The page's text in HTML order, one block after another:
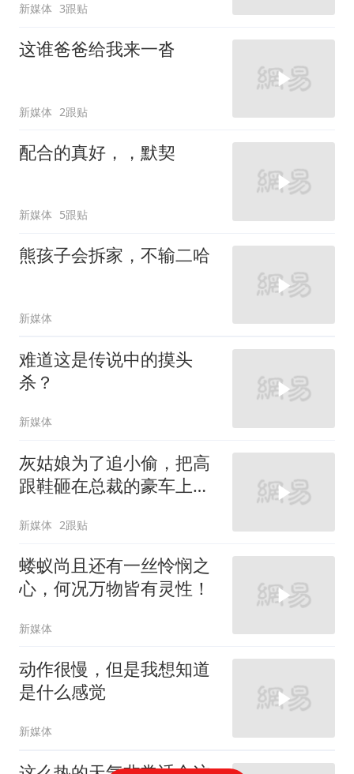
新媒体 3跟贴
这谁爸爸给我来一沓
新媒体 2跟贴
配合的真好，，默契
新媒体 5跟贴
熊孩子会拆家，不输二哈
新媒体
难道这是传说中的摸头
杀？
新媒体
灰姑娘为了追小偷，把高
跟鞋砸在总裁的豪车上，
新媒体 2跟贴
蝼蚁尚且还有一丝怜悯之
心，何况万物皆有灵性！
新媒体
动作很慢，但是我想知道
是什么感觉
新媒体